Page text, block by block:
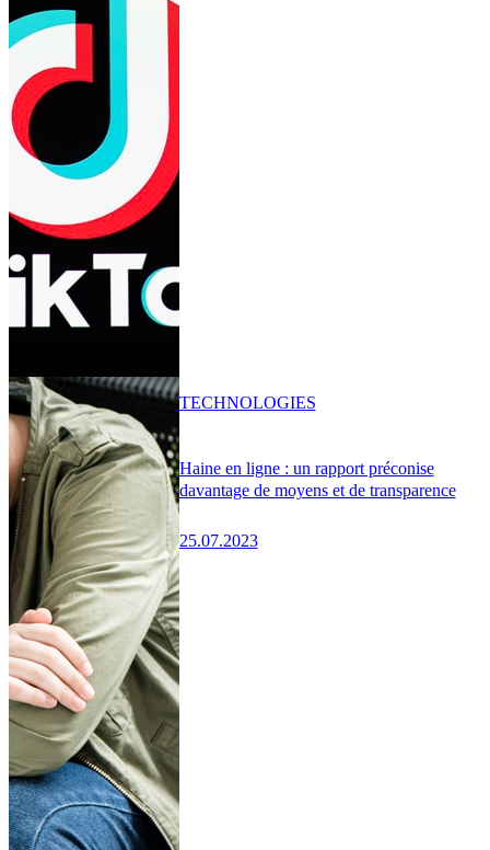
Haine en ligne : un rapport préconise
davantage de moyens et de transparence
25.07.2023
TECHNOLOGIES